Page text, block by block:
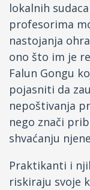
lokalnih
profesorima
nastojanja
ono što im je
Falun Gongu
pojasniti da
nepoštivanja
nego znači
shvaćanju
Praktikanti i
riskiraju svoje